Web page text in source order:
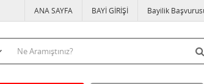
ANA SAYFA BAYİ GİRİŞİ Bayilik